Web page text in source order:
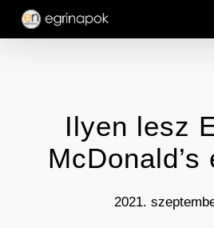
Skip
Ilyen lesz
McDonald’s
2021.